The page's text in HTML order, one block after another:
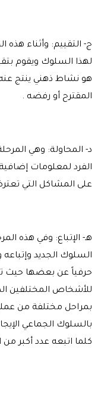
ج- التقييم: وأثناء هذه
لهذا السلوك ويقوم
هو نشاط ذهني ينتج عنه
المقترح أو رفضه .
د- المحاولة: وهي
الفرد لمعلومات
على المشاكل التي
هـ- الإتباع: وفي هذه
السلوك الجديد
حرفياً عن بعضها حيث
للأشخاص المختلفين
بمراحل مختلفة من
بالسلوك الجماعي
كلما اتبعه عدد أكبر من